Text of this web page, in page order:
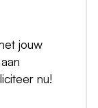
jouw
nu!